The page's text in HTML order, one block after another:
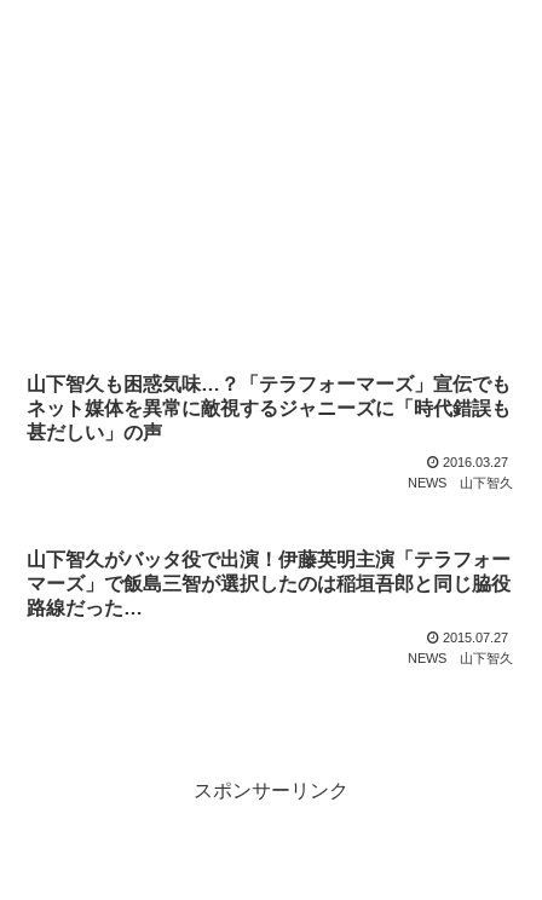
山下智久も困惑気味…？「テラフォーマーズ」宣伝でも
ネット媒体を異常に敵視するジャニーズに「時代錯誤も
甚だしい」の声
2016.03.27
NEWS
山下智久
山下智久がバッタ役で出演！伊藤英明主演「テラフォー
マーズ」で飯島三智が選択したのは稲垣吾郎と同じ脇役
路線だった…
2015.07.27
NEWS
山下智久
スポンサーリンク